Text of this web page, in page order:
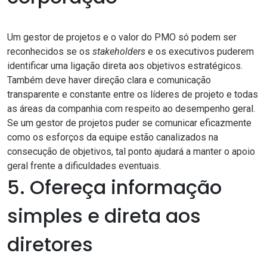
Um gestor de projetos e o valor do PMO só podem ser
reconhecidos se os stakeholders e os executivos puderem
identificar uma ligação direta aos objetivos estratégicos.
Também deve haver direção clara e comunicação
transparente e constante entre os líderes de projeto e todas
as áreas da companhia com respeito ao desempenho geral.
Se um gestor de projetos puder se comunicar eficazmente
como os esforços da equipe estão canalizados na
consecução de objetivos, tal ponto ajudará a manter o apoio
geral frente a dificuldades eventuais.
5. Ofereça informação
simples e direta aos
diretores